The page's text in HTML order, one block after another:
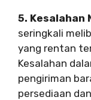
5. Kesalahan
seringkali
yang rentan
Kesalahan
pengiriman
persediaan